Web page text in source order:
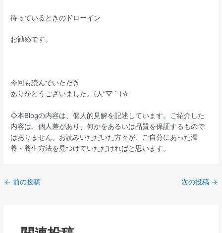
待っているときのドローイン
お勧めです。
今回も読んでいただき
ありがとうございました。(人”▽｀)☆
◇本Blogの内容は、個人的見解を記述しています。ご紹介した
内容は、個人差があり、何かをあるいは品質を保証するもので
はありません。お読みいただいた方々が、ご自分にあった温
養・養生方法を見つけていただければと思います。
← 前の投稿 次の投稿 →